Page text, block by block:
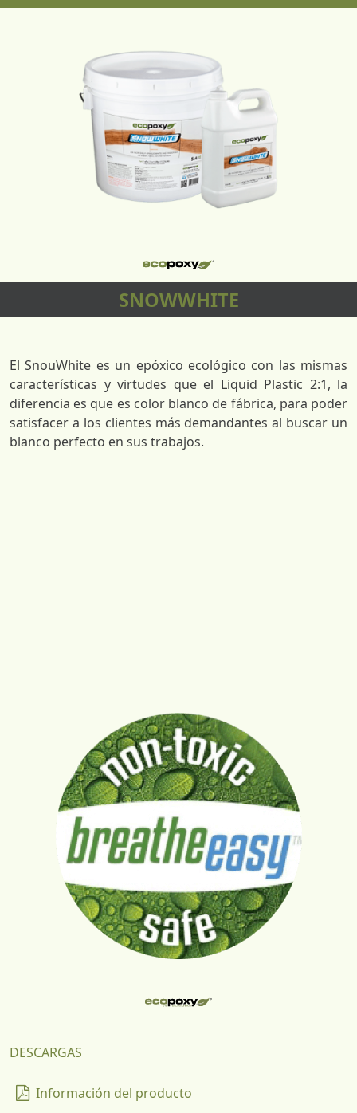
SNOWWHITE
El SnouWhite es un epóxico ecológico con las mismas
características y virtudes que el Liquid Plastic 2:1, la
diferencia es que es color blanco de fábrica, para poder
satisfacer a los clientes más demandantes al buscar un
blanco perfecto en sus trabajos.
DESCARGAS
Información del producto